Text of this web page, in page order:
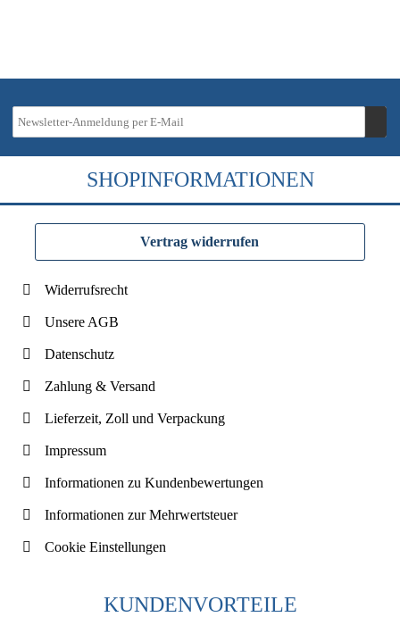
SHOPINFORMATIONEN
Vertrag widerrufen
Widerrufsrecht
Unsere AGB
Datenschutz
Zahlung & Versand
Lieferzeit, Zoll und Verpackung
Impressum
Informationen zu Kundenbewertungen
Informationen zur Mehrwertsteuer
Cookie Einstellungen
KUNDENVORTEILE